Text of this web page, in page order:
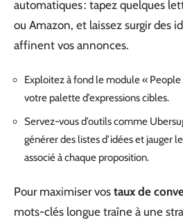
automatiques : tapez quelques
ou Amazon, et laissez surgir des
affinent vos annonces.
Exploitez à fond le module «
votre palette d’expressions cibles.
Servez-vous d’outils comme
générer des listes d’idées et jauger le
associé à chaque proposition.
Pour maximiser vos taux de
mots-clés longue traîne à une